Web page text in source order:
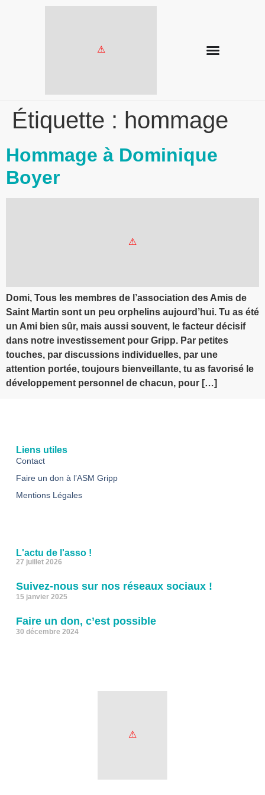
Étiquette : hommage
Hommage à Dominique
Boyer
Domi, Tous les membres de l’association des Amis de
Saint Martin sont un peu orphelins aujourd’hui. Tu as été
un Ami bien sûr, mais aussi souvent, le facteur décisif
dans notre investissement pour Gripp. Par petites
touches, par discussions individuelles, par une
attention portée, toujours bienveillante, tu as favorisé le
développement personnel de chacun, pour […]
Liens utiles
Contact
Faire un don à l’ASM Gripp
Mentions Légales
L'actu de l'asso !
27 juillet 2026
Suivez-nous sur nos réseaux sociaux !
15 janvier 2025
Faire un don, c’est possible
30 décembre 2024